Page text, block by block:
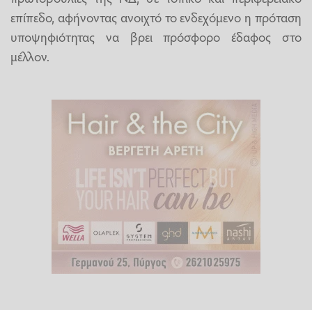
επίπεδο, αφήνοντας ανοιχτό το ενδεχόμενο η πρόταση
υποψηφιότητας να βρει πρόσφορο έδαφος στο
μέλλον.